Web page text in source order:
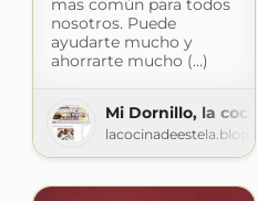
mas común para todos
nosotros. Puede
ayudarte mucho y
ahorrarte mucho (...)
Mi Dornillo, la